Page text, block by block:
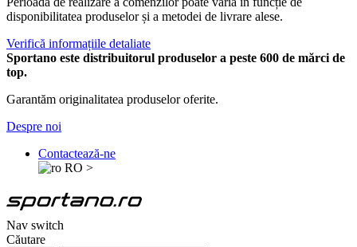
disponibilitatea produselor și a metodei de livrare alese.
Verifică informațiile detaliate
Sportano este distribuitorul produselor a peste 600 de mărci de
top.
Garantăm originalitatea produselor oferite.
Despre noi
Contactează-ne
RO >
Nav switch
Căutare